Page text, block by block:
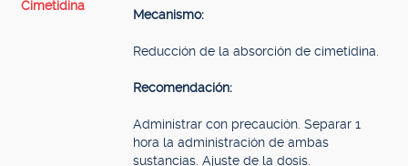
Cimetidina
Mecanismo:
Reducción de la absorción de cimetidina.
Recomendación:
Administrar con precaución. Separar 1
hora la administración de ambas
sustancias. Ajuste de la dosis.